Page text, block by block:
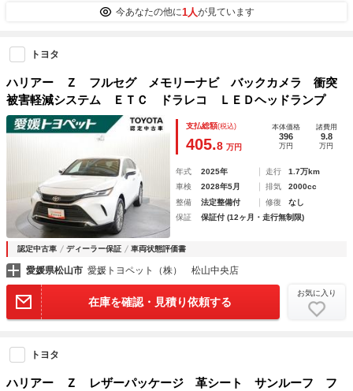
今あなたの他に1人が見ています
トヨタ
ハリアー Ｚ フルセグ メモリーナビ バックカメラ 衝突
被害軽減システム ＥＴＣ ドラレコ ＬＥＤヘッドランプ
支払総額(税込)
405.8 万円
本体価格
396
万円
諸費用
9.8
万円
年式 2025年 走行
1.7万km
車検
2028年5月 排気
2000cc
整備
法定整備付 修復
なし
保証
保証付 (12ヶ月・走行無制限)
認定中古車 ディーラー保証 車両状態評価書
愛媛県松山市 愛媛トヨペット（株） 松山中央店
在庫を確認・見積り依頼する
お気に入り
トヨタ
ハリアー Ｚ レザーパッケージ 革シート サンルーフ フ